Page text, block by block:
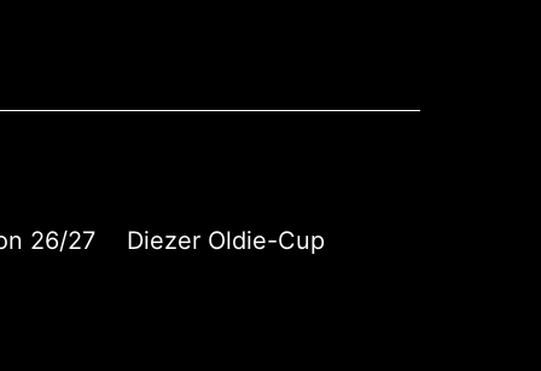
26/27 Diezer Oldie-Cup